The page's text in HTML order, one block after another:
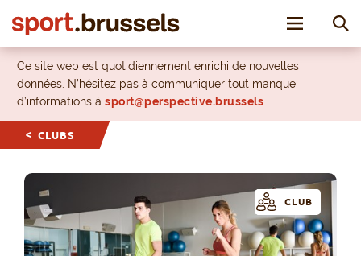
Toggle
Ce site web est quotidiennement enrichi de nouvelles
données. N’hésitez pas à communiquer tout manque
d’informations à sport@perspective.brussels
CLUBS
CLUB